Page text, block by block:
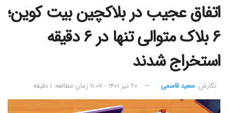
اتفاق عجیب در بلاکچین بیت کوین؛
۶ بلاک متوالی تنها در ۶ دقیقه
استخراج شدند
نگارش:‌ سعید قاسمی ۲۰ تیر ۱۴۰۱ - ۱۱:۰۷ زمان مطالعه: ۱ دقیقه